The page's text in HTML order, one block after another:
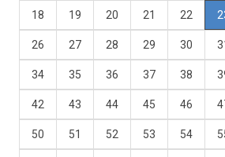
18 19 20 21 22
26 27 28 29 30
34 35 36 37 38
42 43 44 45 46
50 51 52 53 54